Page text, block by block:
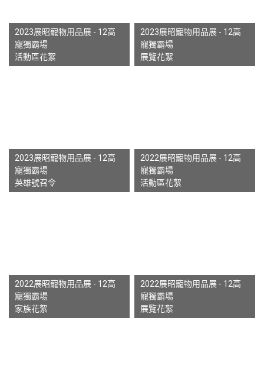
2023展昭寵物用品展 - 12高
寵獨霸場
活動區花絮
2023展昭寵物用品展 - 12高
寵獨霸場
展覽花絮
2023展昭寵物用品展 - 12高
寵獨霸場
英雄號召令
2022展昭寵物用品展 - 12高
寵獨霸場
活動區花絮
2022展昭寵物用品展 - 12高
寵獨霸場
家族花絮
2022展昭寵物用品展 - 12高
寵獨霸場
展覽花絮